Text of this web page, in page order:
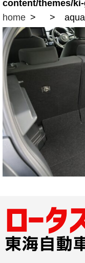
content/themes/
home